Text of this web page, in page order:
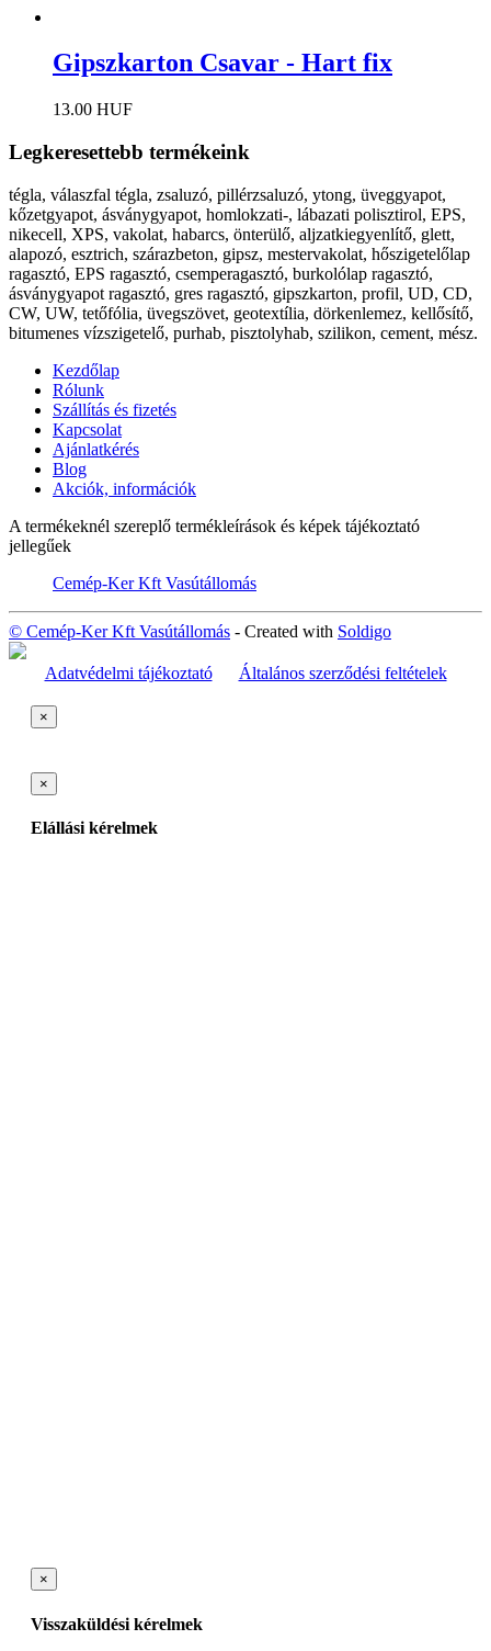
Gipszkarton Csavar - Hart fix
13.00 HUF
Legkeresettebb termékeink
tégla, válaszfal tégla, zsaluzó, pillérzsaluzó, ytong, üveggyapot,
kőzetgyapot, ásványgyapot, homlokzati-, lábazati polisztirol, EPS,
nikecell, XPS, vakolat, habarcs, önterülő, aljzatkiegyenlítő, glett,
alapozó, esztrich, szárazbeton, gipsz, mestervakolat, hőszigetelőlap
ragasztó, EPS ragasztó, csemperagasztó, burkolólap ragasztó,
ásványgyapot ragasztó, gres ragasztó, gipszkarton, profil, UD, CD,
CW, UW, tetőfólia, üvegszövet, geotextília, dörkenlemez, kellősítő,
bitumenes vízszigetelő, purhab, pisztolyhab, szilikon, cement, mész.
Kezdőlap
Rólunk
Szállítás és fizetés
Kapcsolat
Ajánlatkérés
Blog
Akciók, információk
A termékeknél szereplő termékleírások és képek tájékoztató
jellegűek
Cemép-Ker Kft Vasútállomás
© Cemép-Ker Kft Vasútállomás - Created with Soldigo
Adatvédelmi tájékoztató Általános szerződési feltételek
×
×
Elállási kérelmek
×
Visszaküldési kérelmek